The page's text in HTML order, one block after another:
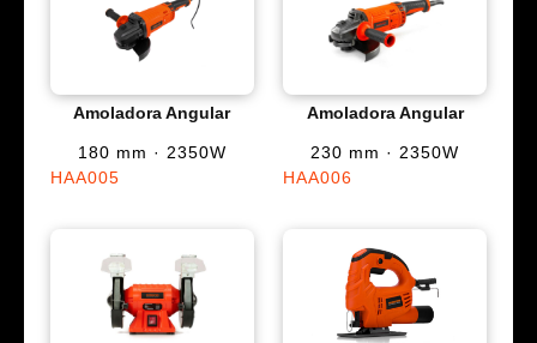
Amoladora Angular
180 mm · 2350W
HAA005
Amoladora Angular
230 mm · 2350W
HAA006